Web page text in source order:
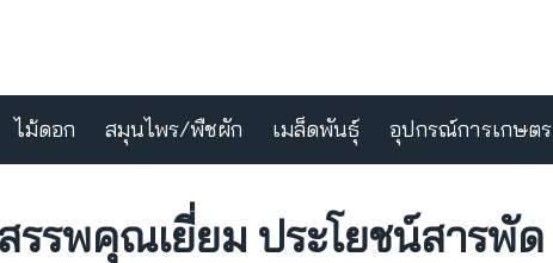
ไม้ดอก สมุนไพร/พืชผัก เมล็ดพันธุ์ อุปกรณ์การเกษตร
รรพคุณเยี่ยม ประโยชน์สารพัด